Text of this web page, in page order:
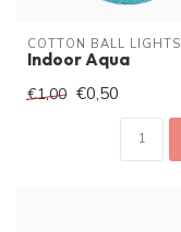
COTTON BALL LIGHTS
Indoor Aqua
€1,00 €0,50